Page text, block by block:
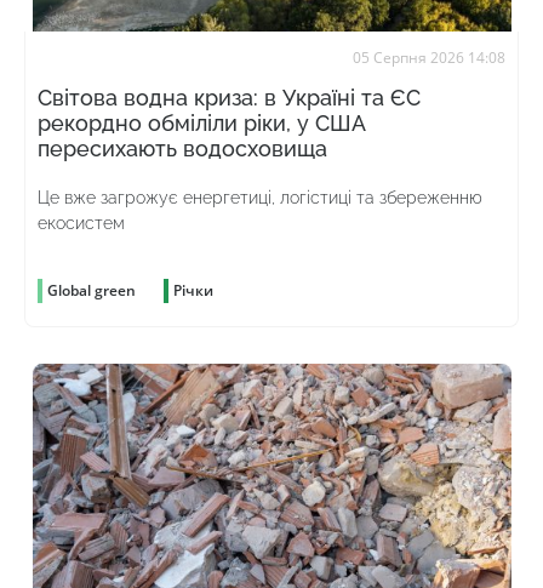
05 Серпня 2026 14:08
Світова водна криза: в Україні та ЄС
рекордно обміліли ріки, у США
пересихають водосховища
Це вже загрожує енергетиці, логістиці та збереженню
екосистем
Global green Річки